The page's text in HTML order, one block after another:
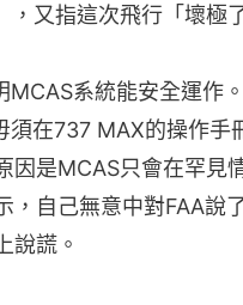
又指這次飛行「壞極
MCAS系統能安全運作
須在737 MAX的操作手
因是MCAS只會在罕見
，自己無意中對FAA說
說謊。